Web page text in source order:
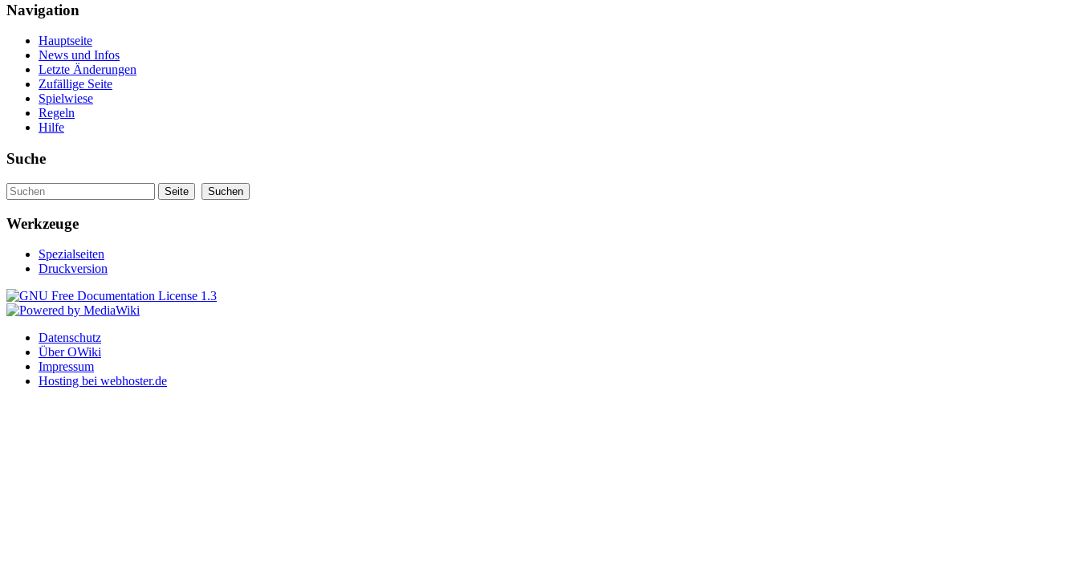
Navigation
Hauptseite
News und Infos
Letzte Änderungen
Zufällige Seite
Spielwiese
Regeln
Hilfe
Suche
Werkzeuge
Spezialseiten
Druckversion
Datenschutz
Über OWiki
Impressum
Hosting bei webhoster.de